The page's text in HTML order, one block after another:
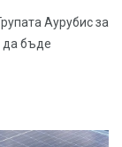
Аурубис за
да бъде